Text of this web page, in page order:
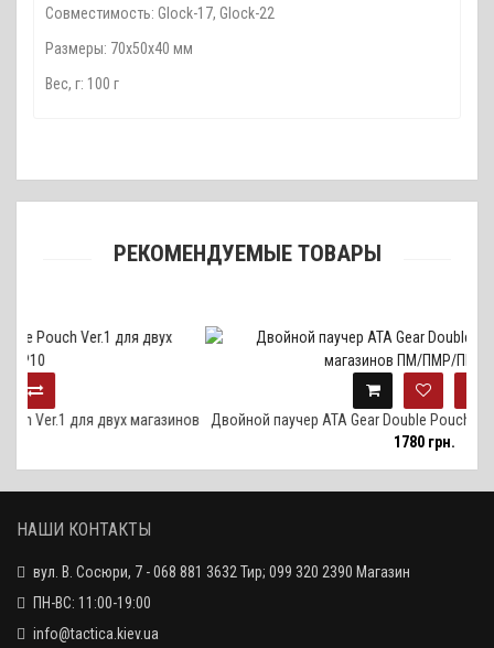
Совместимость: Glock-17, Glock-22
Размеры: 70х50х40 мм
Вес, г: 100 г
РЕКОМЕНДУЕМЫЕ ТОВАРЫ
двух магазинов
Двойной паучер ATA Gear Double Pouch Ver.1 для двух
ПМ/ПМР/ПМ-Т Black
НАШИ КОНТАКТЫ
вул. В. Сосюри, 7 - 068 881 3632 Тир; 099 320 2390 Магазин
ПН-ВС: 11:00-19:00
info@tactica.kiev.ua